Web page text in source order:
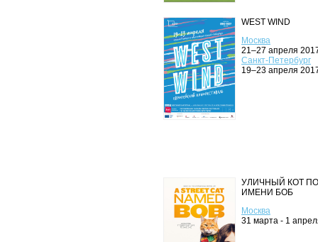
WEST WIND
Москва
21–27 апреля
Санкт-Петербург
19–23 апреля
УЛИЧНЫЙ КОТ ПО
ИМЕНИ БОБ
Москва
31 марта - 1